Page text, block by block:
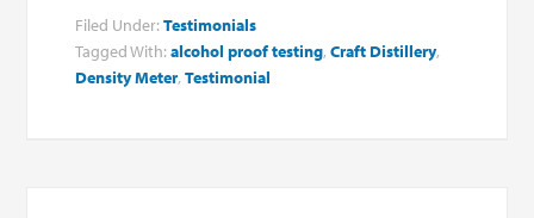
Filed Under:Testimonials
Tagged With:alcohol proof testing,Craft Distillery,
Density Meter,Testimonial